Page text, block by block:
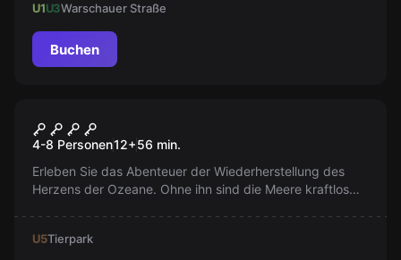
U1U3Warschauer Straße
Buchen
Rettet das Herz der Ozeane II
4-8 Personen12+56 min.
Erleben Sie das Abenteuer der Wiederherstellung des
Herzens der Ozeane. Ohne ihn sind die Meere kraftlos
U5Tierpark